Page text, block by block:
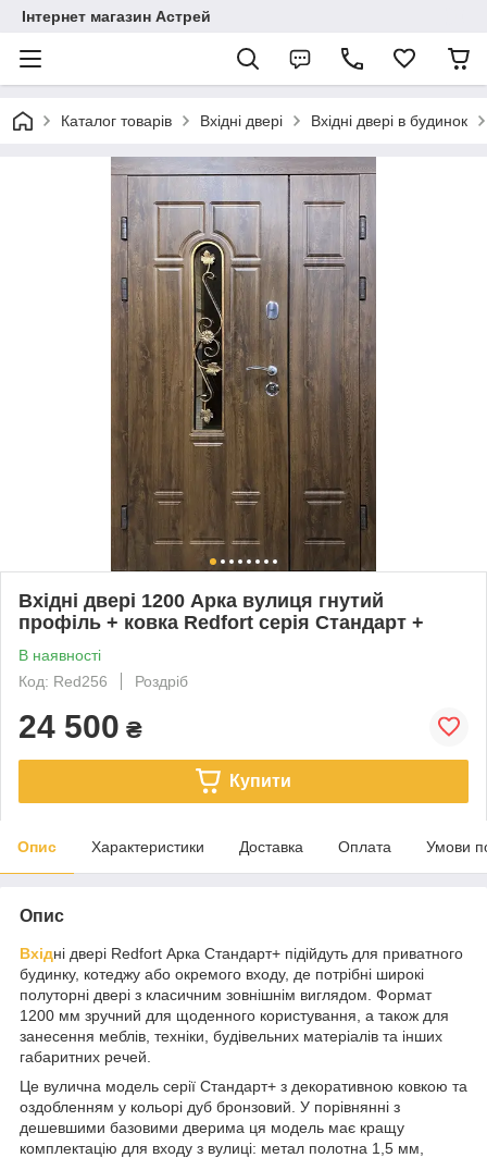
Інтернет магазин Астрей
Каталог товарів Вхідні двері Вхідні двері в будинок
Вхідні двері 1200 Арка вулиця гнутий
профіль + ковка Redfort серія Стандарт +
В наявності
Код: Red256
Роздріб
24 500 ₴
Купити
Опис Характеристики Доставка Оплата Умови
Опис
Вхідні двері Redfort Арка Стандарт+ підійдуть для приватного
будинку, котеджу або окремого входу, де потрібні широкі
полуторні двері з класичним зовнішнім виглядом. Формат
1200 мм зручний для щоденного користування, а також для
занесення меблів, техніки, будівельних матеріалів та інших
габаритних речей.
Це вулична модель серії Стандарт+ з декоративною ковкою та
оздобленням у кольорі дуб бронзовий. У порівнянні з
дешевшими базовими дверима ця модель має кращу
комплектацію для входу з вулиці: метал полотна 1,5 мм,